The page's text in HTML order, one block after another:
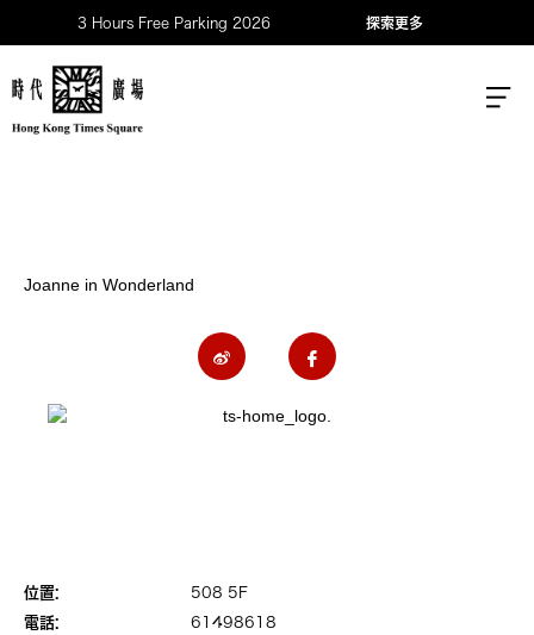
3 Hours Free Parking 2026 探索更多
Joanne in Wonderland
位置:
508 5F
電話:
61498618